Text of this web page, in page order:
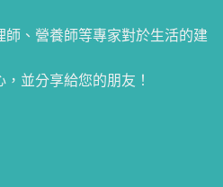
、營養師等專家對於生活的建
並分享給您的朋友！